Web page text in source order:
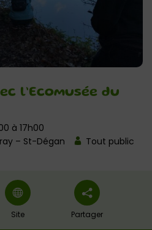
l’Ecomusée du
à 17h00
– St-Dégan
Tout public
Site Partager